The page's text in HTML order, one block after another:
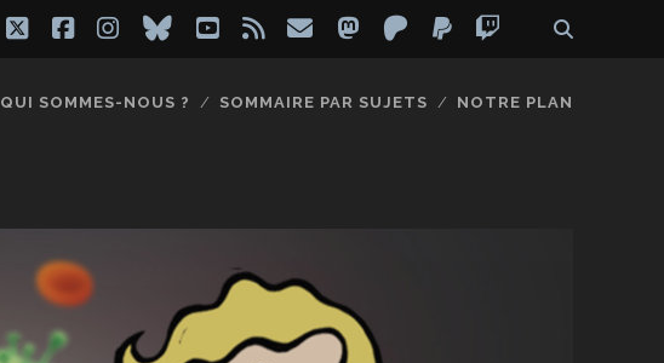
twitterfacebook
instagram
blueskyyoutube
rss emailmastodon
patreon
paypaltwitch
QUI SOMMES-NOUS ? SOMMAIRE PAR SUJETS NOTRE PLAN